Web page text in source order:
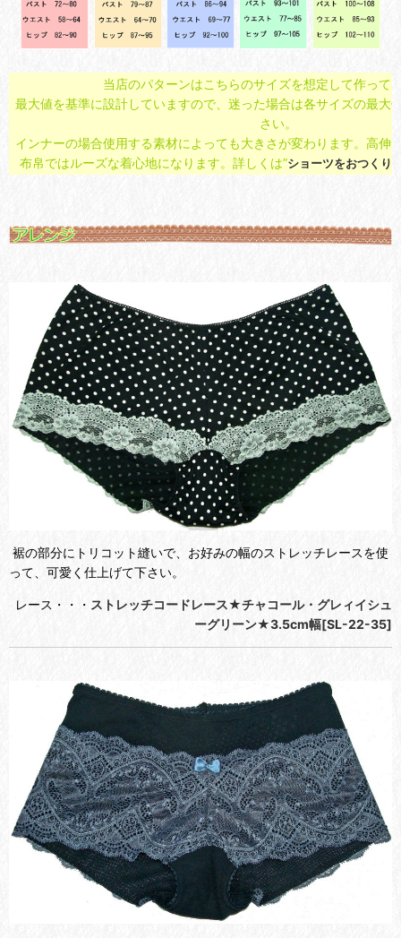
当店のパターンはこちらのサイズを想定して作って
最大値を基準に設計していますので、迷った場合は各サイズの最大
さい。
インナーの場合使用する素材によっても大きさが変わります。高伸
布帛ではルーズな着心地になります。詳しくは”ショーツをおつくり
裾の部分にトリコット縫いで、お好みの幅のストレッチレースを使
って、可愛く仕上げて下さい。
レース・・・ ストレッチコードレース★チャコール・グレィイシュ
ーグリーン★3.5cm幅[SL-22-35]